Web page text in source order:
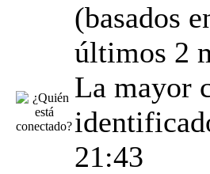
(basados
últimos 2
La mayor
21:43